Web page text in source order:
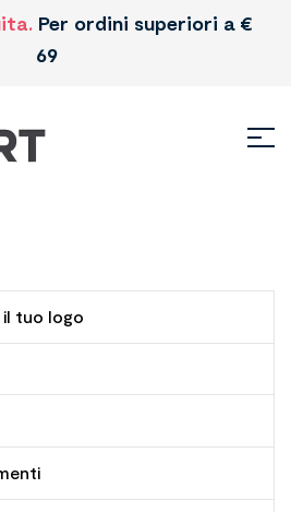
Per ordini superiori a €
69
il tuo logo